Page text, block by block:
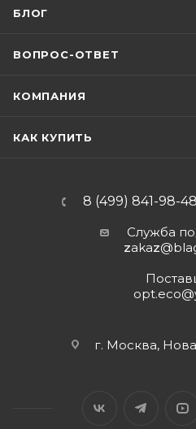
БЛОГ
ВОПРОС-ОТВЕТ
КОМПАНИЯ
КАК КУПИТЬ
8 (499) 841-98-48
Служба
zakaz
г. Москва,